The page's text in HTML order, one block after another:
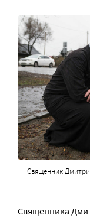
Священник
Священника